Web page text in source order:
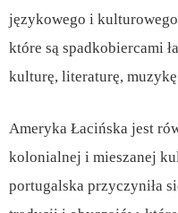
językowego i
które są spadkobiercami
kulturę, literaturę,
Ameryka Łacińska jest
kolonialnej i mieszanej
portugalska przyczyniła